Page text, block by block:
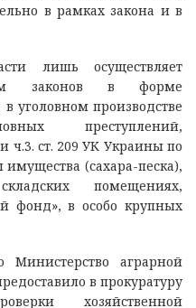
в рамках закона и в
лишь осуществляет
законов в форме
в уголовном производстве
преступлений,
ч.3. ст. 209 УК Украины по
(сахара-песка),
помещениях,
фонд», в особо крупных
аграрной
в прокуратуру
хозяйственной